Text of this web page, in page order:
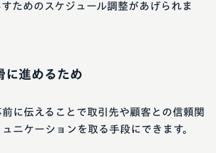
ためのスケジュール調整があげられま
に進めるため
に伝えることで取引先や顧客との信頼関
ニケーションを取る手段にできます。